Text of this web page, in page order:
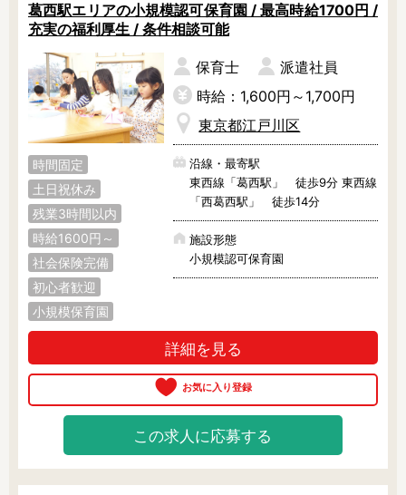
葛西駅エリアの小規模認可保育園 / 最高時給1700円 /
充実の福利厚生 / 条件相談可能
時間固定
土日祝休み
残業3時間以内
時給1600円～
社会保険完備
初心者歓迎
小規模保育園
保育士
派遣社員
時給：1,600円～1,700円
東京都江戸川区
沿線・最寄駅
東西線「葛西駅」 徒歩9分 東西線
「西葛西駅」 徒歩14分
施設形態
小規模認可保育園
詳細を見る
この求人に応募する
03-6267-1764 Webで相談する